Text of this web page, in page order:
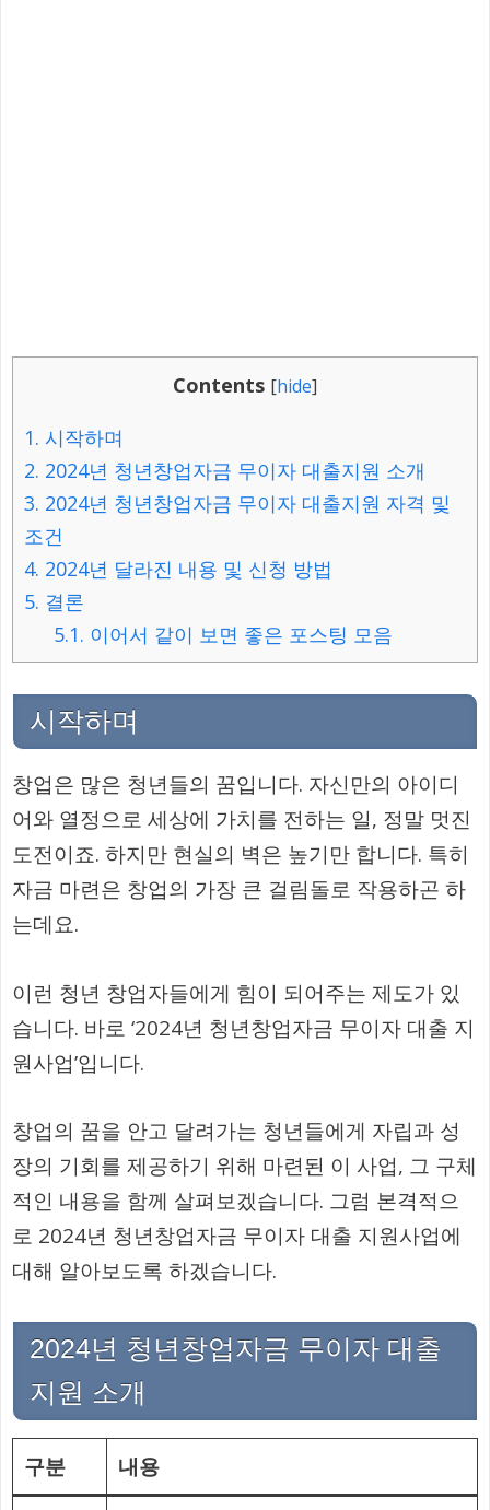
Contents [hide]
1. 시작하며
2. 2024년 청년창업자금 무이자 대출지원 소개
3. 2024년 청년창업자금 무이자 대출지원 자격 및
조건
4. 2024년 달라진 내용 및 신청 방법
5. 결론
5.1. 이어서 같이 보면 좋은 포스팅 모음
시작하며
창업은 많은 청년들의 꿈입니다. 자신만의 아이디
어와 열정으로 세상에 가치를 전하는 일, 정말 멋진
도전이죠. 하지만 현실의 벽은 높기만 합니다. 특히
자금 마련은 창업의 가장 큰 걸림돌로 작용하곤 하
는데요.
이런 청년 창업자들에게 힘이 되어주는 제도가 있
습니다. 바로 ‘2024년 청년창업자금 무이자 대출 지
원사업’입니다.
창업의 꿈을 안고 달려가는 청년들에게 자립과 성
장의 기회를 제공하기 위해 마련된 이 사업, 그 구체
적인 내용을 함께 살펴보겠습니다. 그럼 본격적으
로 2024년 청년창업자금 무이자 대출 지원사업에
대해 알아보도록 하겠습니다.
2024년 청년창업자금 무이자 대출
지원 소개
구분 내용